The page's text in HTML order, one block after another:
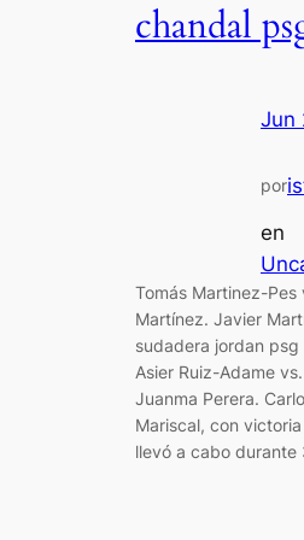
chandal
Jun
por
en
Tomás Martinez-
Martínez. Javier
sudadera jordan
Asier Ruiz-Adame
Juanma Perera.
Mariscal, con
llevó a cabo